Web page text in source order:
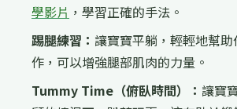
學影片 ，學習正確的手法。
踢腿練習： 讓寶寶平躺，輕輕地幫
作，可以增強腿部肌肉的力量。
Tummy Time（俯臥時間）： 讓寶